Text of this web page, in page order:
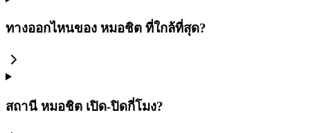
ทางออกไหนของ หมอชิต ที่ใกล้ที่สุด?
สถานี หมอชิต เปิด-ปิดกี่โมง?